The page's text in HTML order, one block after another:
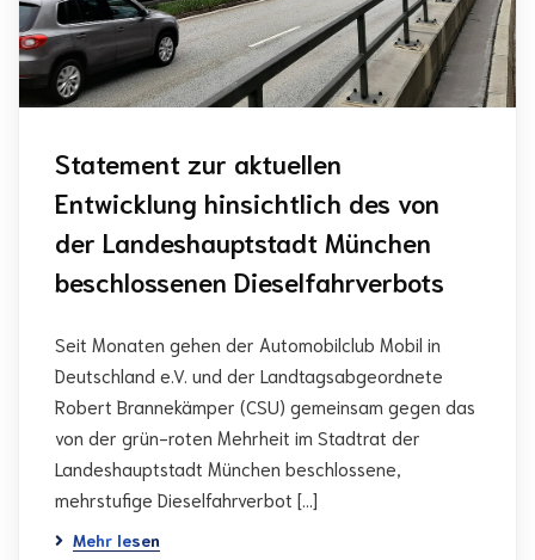
Statement zur aktuellen
Entwicklung hinsichtlich des von
der Landeshauptstadt München
beschlossenen Dieselfahrverbots
Seit Monaten gehen der Automobilclub Mobil in
Deutschland e.V. und der Landtagsabgeordnete
Robert Brannekämper (CSU) gemeinsam gegen das
von der grün-roten Mehrheit im Stadtrat der
Landeshauptstadt München beschlossene,
mehrstufige Dieselfahrverbot […]
Mehr lesen